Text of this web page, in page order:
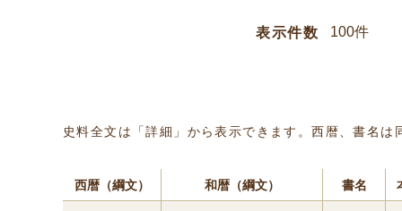
表示件数
史料全文は「詳細」から表示できます。西暦、書名
西暦（綱文） 和暦（綱文） 書名